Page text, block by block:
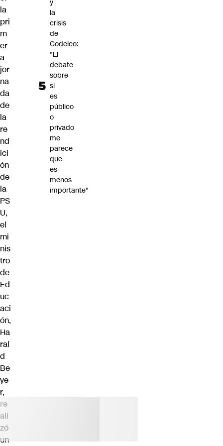
la
pri
m
er
a
jor
na
da
de
la
re
nd
ici
ón
de
la
PS
U,
el
mi
nis
tro
de
Ed
uc
aci
ón,
Ha
ral
d
Be
ye
r,
re
ali
zó
un
y
la
crisis
de
Codelco:
"El
debate
sobre
si
es
público
o
privado
me
parece
que
es
menos
importante"